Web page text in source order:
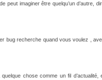
peut imaginer être quelqu’un d’autre,
bug recherche quand vous voulez ,
chose comme un fil d’actualité,